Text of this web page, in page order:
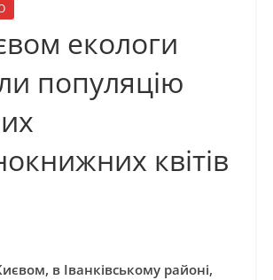
екологи
популяцію
квітів
в Іванківському районі,